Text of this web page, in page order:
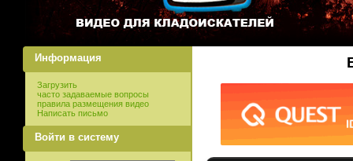
Информация
Загрузить
часто задаваемые вопросы
правила размещения видео
Написать письмо
Войти в систему